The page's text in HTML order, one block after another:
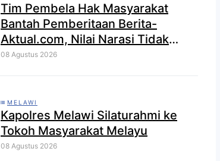
Tim Pembela Hak Masyarakat
Bantah Pemberitaan Berita-
Aktual.com, Nilai Narasi Tidak
Sesuai Fakta dan Akan Tempuh
08 Agustus 2026
MELAWI
Kapolres Melawi Silaturahmi ke
Tokoh Masyarakat Melayu
08 Agustus 2026